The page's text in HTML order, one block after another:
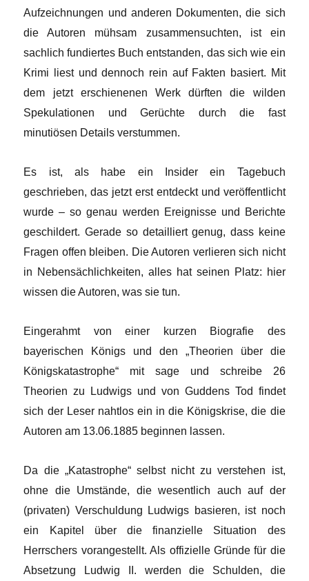
Aufzeichnungen und anderen Dokumenten, die sich
die Autoren mühsam zusammensuchten, ist ein
sachlich fundiertes Buch entstanden, das sich wie ein
Krimi liest und dennoch rein auf Fakten basiert. Mit
dem jetzt erschienenen Werk dürften die wilden
Spekulationen und Gerüchte durch die fast
minutiösen Details verstummen.
Es ist, als habe ein Insider ein Tagebuch
geschrieben, das jetzt erst entdeckt und veröffentlicht
wurde – so genau werden Ereignisse und Berichte
geschildert. Gerade so detailliert genug, dass keine
Fragen offen bleiben. Die Autoren verlieren sich nicht
in Nebensächlichkeiten, alles hat seinen Platz: hier
wissen die Autoren, was sie tun.
Eingerahmt von einer kurzen Biografie des
bayerischen Königs und den „Theorien über die
Königskatastrophe“ mit sage und schreibe 26
Theorien zu Ludwigs und von Guddens Tod findet
sich der Leser nahtlos ein in die Königskrise, die die
Autoren am 13.06.1885 beginnen lassen.
Da die „Katastrophe“ selbst nicht zu verstehen ist,
ohne die Umstände, die wesentlich auch auf der
(privaten) Verschuldung Ludwigs basieren, ist noch
ein Kapitel über die finanzielle Situation des
Herrschers vorangestellt. Als offizielle Gründe für die
Absetzung Ludwig II. werden die Schulden, die